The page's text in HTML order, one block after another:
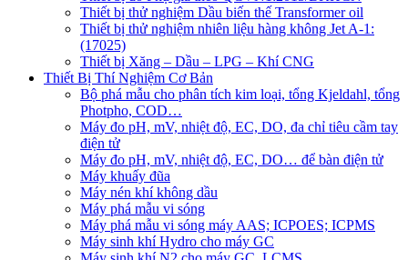
Thiết bị thử nghiệm Dầu biến thế Transformer oil
Thiết bị thử nghiệm nhiên liệu hàng không Jet A-1:
(17025)
Thiết bị Xăng – Dầu – LPG – Khí CNG
Thiết Bị Thí Nghiệm Cơ Bản
Bộ phá mẫu cho phân tích kim loại, tổng Kjeldahl, tổng
Photpho, COD…
Máy đo pH, mV, nhiệt độ, EC, DO, đa chỉ tiêu cầm tay
điện tử
Máy đo pH, mV, nhiệt độ, EC, DO… để bàn điện tử
Máy khuấy đũa
Máy nén khí không dầu
Máy phá mẫu vi sóng
Máy phá mẫu vi sóng máy AAS; ICPOES; ICPMS
Máy sinh khí Hydro cho máy GC